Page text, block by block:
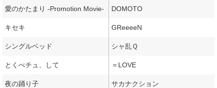
愛のかたまり -Promotion Movie- DOMOTO
キセキ GReeeeN
シングルベッド シャ乱Ｑ
とくべチュ、して ＝LOVE
夜の踊り子 サカナクション